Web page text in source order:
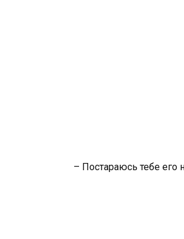
– Постараюсь тебе его